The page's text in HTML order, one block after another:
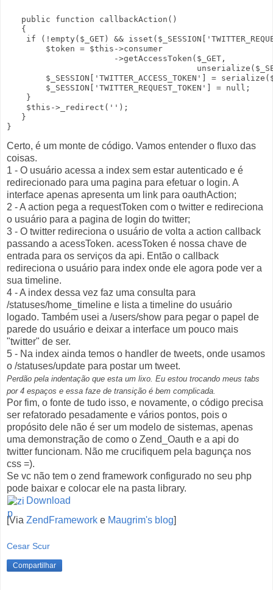
   public function callbackAction()
   {
if (!empty($_GET) &&
        $token = $this->consumer
                      ->getAccessToken($_GET,
$_SESSION['TWITTER_ACCESS_TOKEN'] =
        $_SESSION['TWITTER_REQUEST_TOKEN'] = null;
    }
    $this->_redirect('');
   }
Certo, é um monte de código. Vamos entender o fluxo das
coisas.
1 - O usuário acessa a index sem estar autenticado e é
redirecionado para uma pagina para efetuar o login. A
interface apenas apresenta um link para oauthAction;
2 - A action pega a requestToken com o twitter e redireciona
o usuário para a pagina de login do twitter;
3 - O twitter redireciona o usuário de volta a action callback
passando a acessToken. acessToken é nossa chave de
entrada para os serviços da api. Então o callback
redireciona o usuário para index onde ele agora pode ver a
sua timeline.
4 - A index dessa vez faz uma consulta para
/statuses/home_timeline e lista a timeline do usuário
logado. Também usei a /users/show para pegar o papel de
parede do usuário e deixar a interface um pouco mais
"twitter" de ser.
5 - Na index ainda temos o handler de tweets, onde usamos
o /statuses/update para postar um tweet.
Perdão pela indentação que esta um lixo. Eu estou trocando meus tabs
por 4 espaços e essa faze de transição é bem complicada.
Por fim, o fonte de tudo isso, e novamente, o código precisa
ser refatorado pesadamente e vários pontos, pois o
propósito dele não é ser um modelo de sistemas, apenas
uma demonstração de como o Zend_Oauth e a api do
twitter funcionam. Não me crucifiquem pela bagunça nos
css =).
Se vc não tem o zend framework configurado no seu php
pode baixar e colocar ele na pasta library.
Download
[Via ZendFramework e Maugrim's blog]
Cesar Scur
Compartilhar